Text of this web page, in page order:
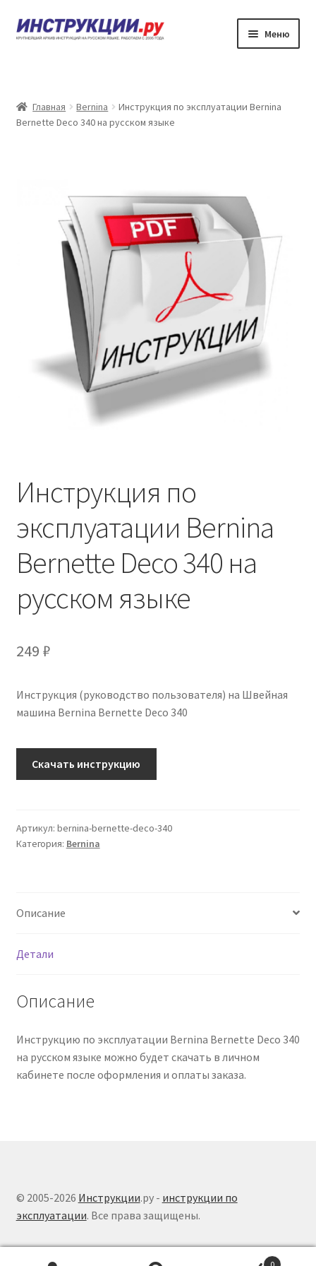
Перейти
к
Перейти
к
Меню
Каталог инструкций по эксплуатации
Контакты
Главная Bernina
Инструкция по эксплуатации Bernina
Bernette Deco 340 на русском языке
Инструкция по
эксплуатации Bernina
Bernette Deco 340 на
русском языке
249 ₽
Инструкция (руководство пользователя) на Швейная
машина Bernina Bernette Deco 340
Bernina
Bernette
русском
Скачать инструкцию
Артикул: bernina-bernette-deco-340
Категория: Bernina
Описание
Детали
Описание
Инструкцию по эксплуатации Bernina Bernette Deco 340
на русском языке можно будет скачать в личном
кабинете после оформления и оплаты заказа.
© 2005-2026 Инструкции.ру - инструкции по
эксплуатации. Все права защищены.